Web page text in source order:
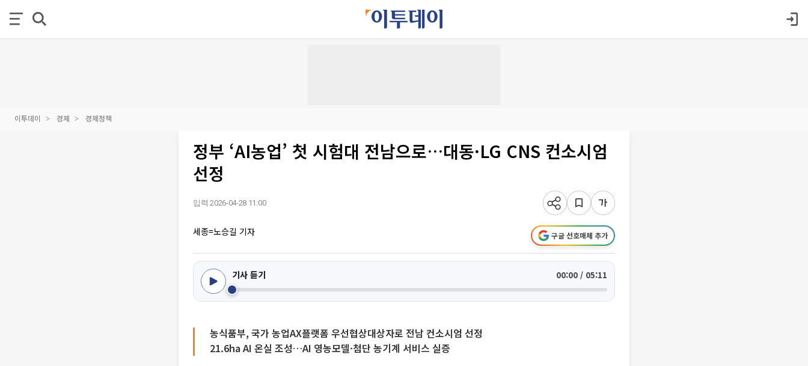
이투데이 경제 경제정책
정부 ‘AI농업’ 첫 시험대 전남으로…대동·LG CNS 컨소시엄
선정
입력 2026-04-28 11:00
세종=노승길 기자 구글 선호매체 추가
기사 듣기 00:00 / 05:11
농식품부, 국가 농업AX플랫폼 우선협상대상자로 전남 컨소시엄 선정
21.6ha AI 온실 조성…AI 영농모델·첨단 농기계 서비스 실증